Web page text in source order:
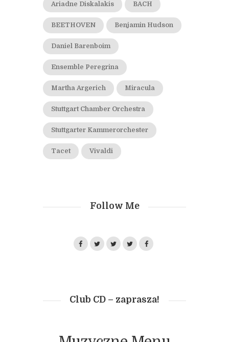
Ariadne Diskalakis BACH
BEETHOVEN Benjamin Hudson
Daniel Barenboim
Ensemble Peregrina
Martha Argerich Miracula
Stuttgart Chamber Orchestra
Stuttgarter Kammerorchester
Tacet Vivaldi
Follow Me
Club CD – zaprasza!